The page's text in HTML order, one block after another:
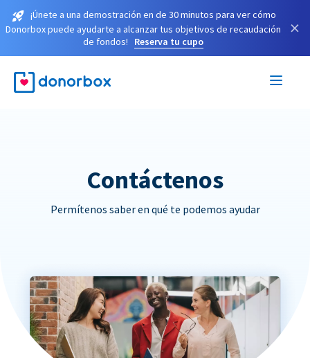
¡Únete a una demostración en de 30 minutos para ver cómo
Donorbox puede ayudarte a alcanzar tus objetivos de recaudación
de fondos!
Reserva tu cupo
×
Contáctenos
Permítenos saber en qué te podemos ayudar